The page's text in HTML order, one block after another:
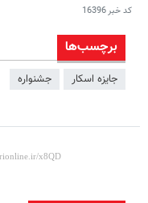
کد خبر16396
برچسب‌ها
جایزه اسکار جشنواره